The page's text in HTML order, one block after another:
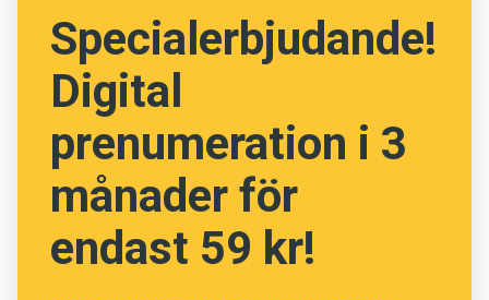
Specialerbjudande!
Digital
prenumeration i 3
månader för
endast 59 kr!